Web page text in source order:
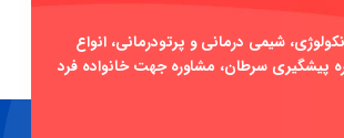
شیمی درمانی و پرتودرمانی، انواع
پیشگیری سرطان، مشاوره جهت خانواده فرد